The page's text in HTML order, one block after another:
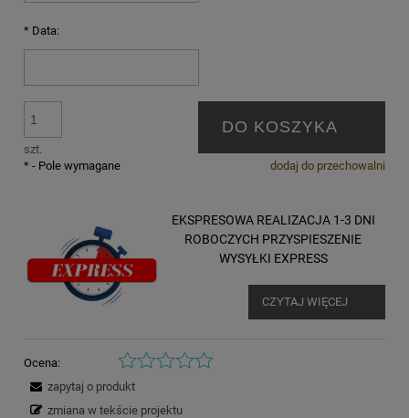
* Data:
szt.
DO KOSZYKA
dodaj do przechowalni
* - Pole wymagane
EKSPRESOWA REALIZACJA 1-3 DNI
ROBOCZYCH PRZYSPIESZENIE
WYSYŁKI EXPRESS
CZYTAJ WIĘCEJ
Ocena:
zapytaj o produkt
zmiana w tekście projektu